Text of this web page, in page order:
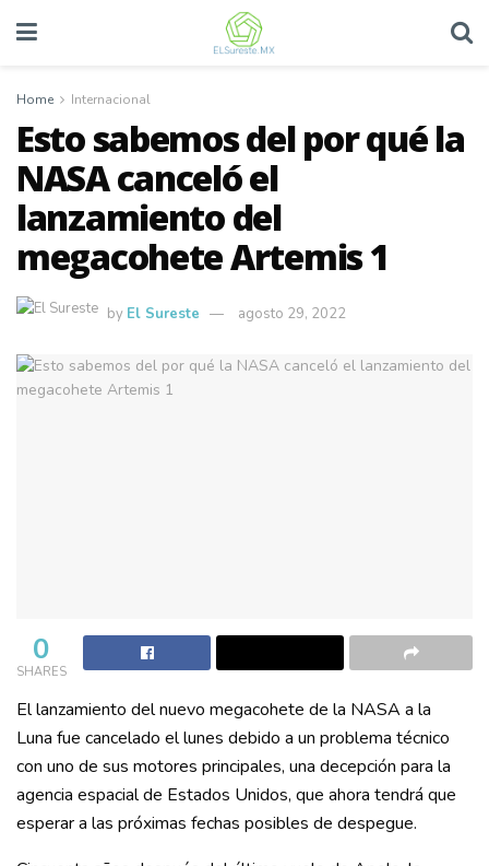
Home Internacional
Esto sabemos del por qué la
NASA canceló el
lanzamiento del
megacohete Artemis 1
by El Sureste agosto 29, 2022
0
SHARES
El lanzamiento del nuevo megacohete de la NASA a la
Luna fue cancelado el lunes debido a un problema técnico
con uno de sus motores principales, una decepción para la
agencia espacial de Estados Unidos, que ahora tendrá que
esperar a las próximas fechas posibles de despegue.